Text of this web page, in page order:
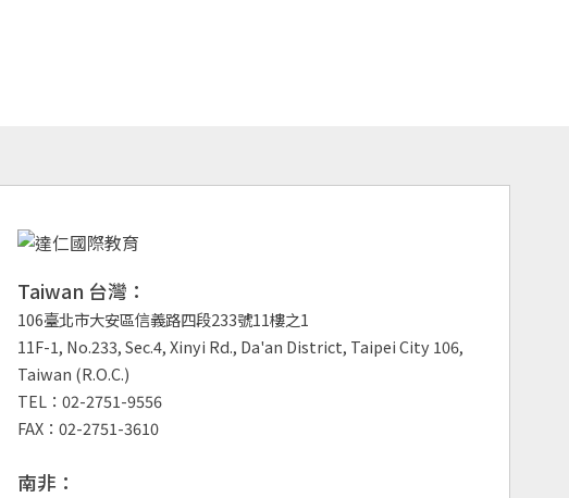
Taiwan 台灣：
106臺北市大安區信義路四段233號11樓之1
11F-1, No.233, Sec.4, Xinyi Rd., Da'an District, Taipei City 106,
Taiwan (R.O.C.)
TEL：02-2751-9556
FAX：02-2751-3610
南非：